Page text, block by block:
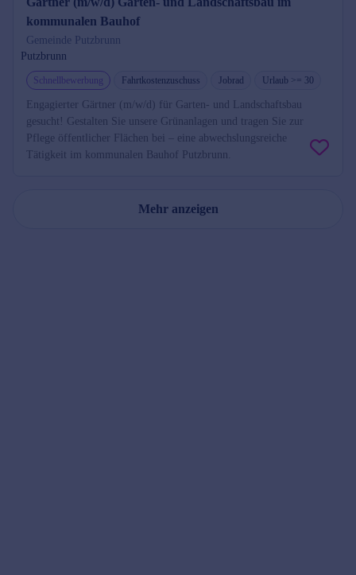
kommunalen Bauhof
Gemeinde Putzbrunn
Putzbrunn
Schnellbewerbung Fahrtkostenzuschuss Jobrad Urlaub >= 30
Engagierter Gärtner (m/w/d) für Garten- und Landschaftsbau
gesucht! Gestalten Sie unsere Grünanlagen und tragen Sie zur
Pflege öffentlicher Flächen bei – eine abwechslungsreiche
Tätigkeit im kommunalen Bauhof Putzbrunn.
Mehr anzeigen